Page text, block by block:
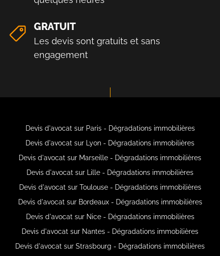
GRATUIT
Les devis sont gratuits et sans
engagement
Devis d'avocat sur Paris - Dégradations immobilières
Devis d'avocat sur Lyon - Dégradations immobilières
Devis d'avocat sur Marseille - Dégradations immobilières
Devis d'avocat sur Lille - Dégradations immobilières
Devis d'avocat sur Toulouse - Dégradations immobilières
Devis d'avocat sur Bordeaux - Dégradations immobilières
Devis d'avocat sur Nice - Dégradations immobilières
Devis d'avocat sur Nantes - Dégradations immobilières
Devis d'avocat sur Strasbourg - Dégradations immobilières